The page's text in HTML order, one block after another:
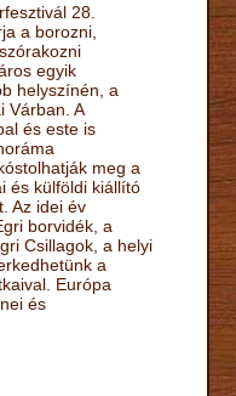
28.
a borozni,
egyik
helyszínén, a
Várban. A
és este is
meg a
és külföldi kiállító
Az idei év
borvidék, a
Csillagok, a helyi
a
Európa
és